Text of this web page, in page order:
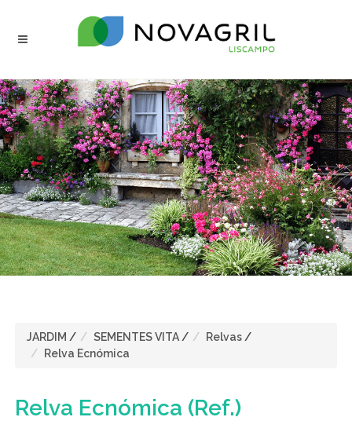
JARDIM / SEMENTES VITA / Relvas /
Relva Ecnómica
Relva Ecnómica (Ref.)